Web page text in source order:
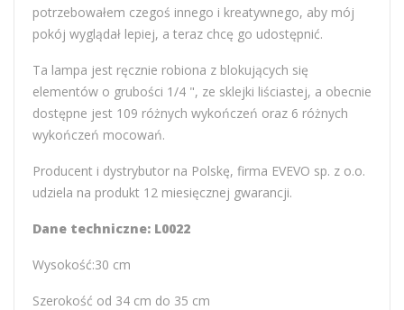
potrzebowałem czegoś innego i kreatywnego, aby mój
pokój wyglądał lepiej, a teraz chcę go udostępnić.
Ta lampa jest ręcznie robiona z blokujących się
elementów o grubości 1/4 ", ze sklejki liściastej, a obecnie
dostępne jest 109 różnych wykończeń oraz 6 różnych
wykończeń mocowań.
Producent i dystrybutor na Polskę, firma EVEVO sp. z o.o.
udziela na produkt 12 miesięcznej gwarancji.
Dane techniczne: L0022
Wysokość:30 cm
Szerokość od 34 cm do 35 cm